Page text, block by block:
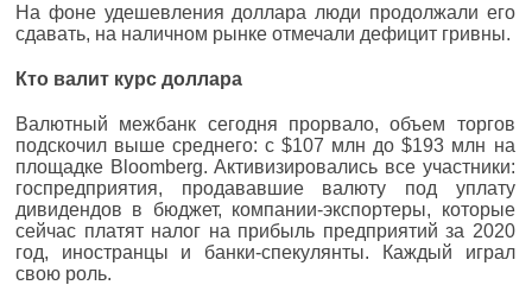
На фоне удешевления доллара люди продолжали его
сдавать, на наличном рынке отмечали дефицит гривны.
Кто валит курс доллара
Валютный межбанк сегодня прорвало, объем торгов
подскочил выше среднего: с $107 млн до $193 млн на
площадке Bloomberg. Активизировались все участники:
госпредприятия, продававшие валюту под уплату
дивидендов в бюджет, компании-экспортеры, которые
сейчас платят налог на прибыль предприятий за 2020
год, иностранцы и банки-спекулянты. Каждый играл
свою роль.